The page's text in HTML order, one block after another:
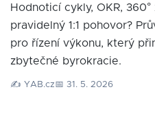
Hodnoticí cykly, OKR,
pravidelný 1:1 pohovor?
pro řízení výkonu, který
zbytečné byrokracie.
✍️ YAB.cz📅 31. 5. 2026